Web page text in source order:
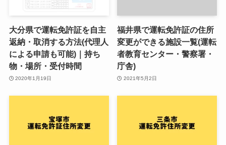
大分県で運転免許証を自主
返納・取消する方法(代理人
による申請も可能)｜持ち
物・場所・受付時間
2020年1月19日
福井県で運転免許証の住所
変更ができる施設一覧(運転
者教育センター・警察署・
庁舎)
2021年5月2日